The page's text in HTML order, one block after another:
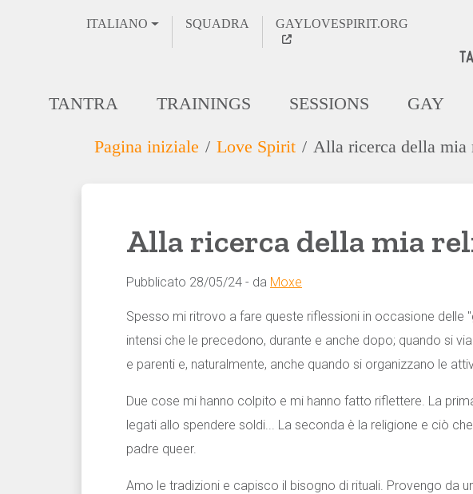
ITALIANO SQUADRA GAYLOVESPIRIT.ORG
TANTRA TRAININGS SESSIONS GAY
Pagina iniziale Love Spirit Alla ricerca della mia
Alla ricerca della mia
Pubblicato 28/05/24 - da Moxe
Spesso mi ritrovo a fare queste riflessioni in occasione delle
intensi che le precedono, durante e anche dopo; quando si
e parenti e, naturalmente, anche quando si organizzano le
Due cose mi hanno colpito e mi hanno fatto riflettere. La
legati allo spendere soldi... La seconda è la religione e ciò
padre queer.
Amo le tradizioni e capisco il bisogno di rituali. Provengo da